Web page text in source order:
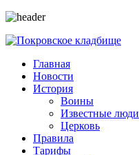
Главная
Новости
История
Воины
Известные люди
Церковь
Правила
Тарифы